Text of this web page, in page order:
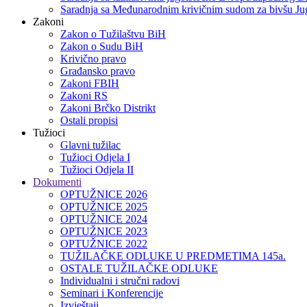
Saradnja sa Međunarodnim krivičnim sudom za bivšu
Zakoni
Zakon o Тužilaštvu BiH
Zakon o Sudu BiH
Krivično pravo
Građansko pravo
Zakoni FBIH
Zakoni RS
Zakoni Brčko Distrikt
Ostali propisi
Tužioci
Glavni tužilac
Tužioci Odjela I
Tužioci Odjela II
Dokumenti
OPTUŽNICE 2026
OPTUŽNICE 2025
OPTUŽNICE 2024
OPTUŽNICE 2023
OPTUŽNICE 2022
TUŽILAČKE ODLUKE U PREDMETIMA 145a.
OSTALE TUŽILAČKE ODLUKE
Individualni i stručni radovi
Seminari i Konferencije